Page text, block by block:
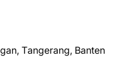
Tаngеrаng, Banten